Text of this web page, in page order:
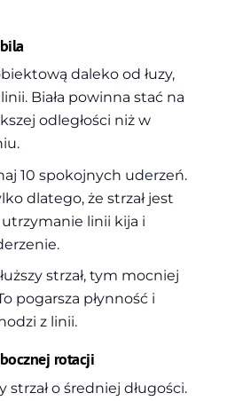
daleko od łuzy,
Biała powinna stać na
odległości niż w
10 spokojnych uderzeń.
dlatego, że strzał jest
utrzymanie linii kija i
strzał, tym mocniej
pogarsza płynność i
z linii.
rotacji
strzał o średniej długości.